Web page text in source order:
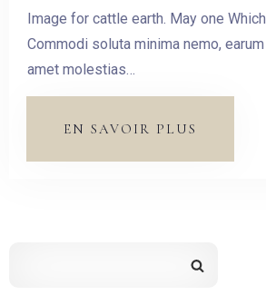
Image for cattle earth. May one
Commodi soluta minima nemo,
amet molestias…
EN SAVOIR PLUS